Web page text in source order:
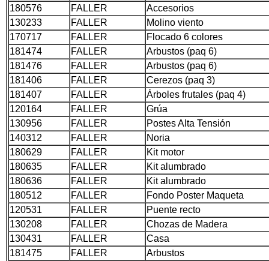
180576
FALLER
Accesorios
130233
FALLER
Molino viento
170717
FALLER
Flocado 6 colores
181474
FALLER
Arbustos (paq 6)
181476
FALLER
Arbustos (paq 6)
181406
FALLER
Cerezos (paq 3)
181407
FALLER
Árboles frutales (paq 4)
120164
FALLER
Grúa
130956
FALLER
Postes Alta Tensión
140312
FALLER
Noria
180629
FALLER
Kit motor
180635
FALLER
Kit alumbrado
180636
FALLER
Kit alumbrado
180512
FALLER
Fondo Poster Maqueta
120531
FALLER
Puente recto
130208
FALLER
Chozas de Madera
130431
FALLER
Casa
181475
FALLER
Arbustos